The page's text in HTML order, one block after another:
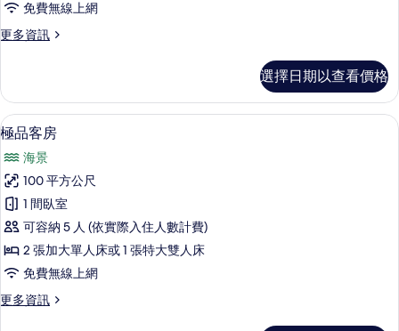
(Breakfast
at
chi)
的
所
有
相
片
部
酒
廊,
(Breakfast
Restaurant,
includes
chi)
的
詳
情
Twin
的
相
片
免費無線上網
更多資訊
更
Twin
的
詳
選擇日期以查看價格
顯
示
極
品
客
房
的
所
有
客房內保險箱、書桌、免費無線上網、
16
極品客房
海景
100 平方公尺
1 間臥室
可容納 5 人 (依實際入住人數計費)
2 張加大單人床或 1 張特大雙人床
免費無線上網
更多資訊
更